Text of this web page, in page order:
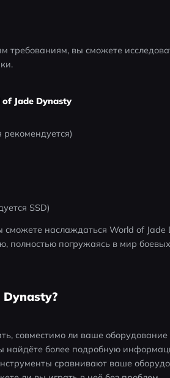
требованиям, вы сможете
Jade Dynasty
SSD)
наслаждаться World of Jade
полностью погружаясь в мир
Dynasty?
совместимо ли ваше оборудование
найдёте более подробную
сравнивают ваше